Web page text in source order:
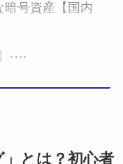
暗号資産【国内
とは？初心者